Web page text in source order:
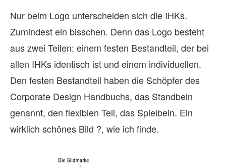
Nur beim Logo unterscheiden sich die IHKs.
Zumindest ein bisschen. Denn das Logo besteht
aus zwei Teilen: einem festen Bestandteil, der bei
allen IHKs identisch ist und einem individuellen.
Den festen Bestandteil haben die Schöpfer des
Corporate Design Handbuchs, das Standbein
genannt, den flexiblen Teil, das Spielbein. Ein
wirklich schönes Bild ?, wie ich finde.